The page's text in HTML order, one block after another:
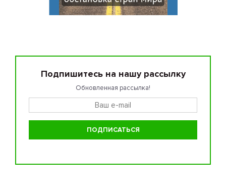
Подпишитесь на нашу рассылку
Обновленная рассылка!